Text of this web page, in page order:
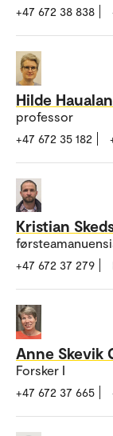
+47 672 38 838
Hilde
professor
+47 672 35 182
Kristian
+47 672 37 279
Anne Skevik
Forsker I
+47 672 37 665